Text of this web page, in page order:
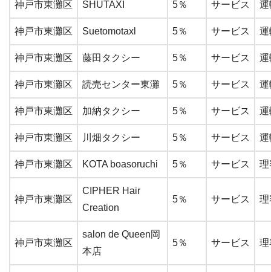
神戸市東灘区 SHUTAXI 5％ サービス 運
神戸市東灘区 Suetomotaxl 5％ サービス 運
神戸市東灘区 藤田タクシー 5％ サービス 運
神戸市東灘区 読売センター東灘 5％ サービス 運
神戸市東灘区 加納タクシー 5％ サービス 運
神戸市東灘区 川畑タクシー 5％ サービス 運
神戸市東灘区 KOTA boasoruchi 5％ サービス 理
神戸市東灘区
CIPHER Hair
Creation
5％ サービス 理
神戸市東灘区
salon de Queen岡
本店
5％ サービス 理